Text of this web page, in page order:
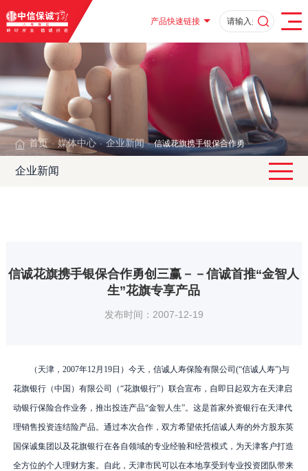
产品快速链接
首页 · 媒体中心 · 企业新闻 · 信诚花旗携手银保合作勇创三赢－－信诚
企业新闻
信诚花旗携手银保合作勇创三赢－－信诚首推“金智人
生”花旗专享产品
发布时间：2007-12-19
（天津， 2007年12月 19日 ）今天，信诚人寿保险有限公司(“信诚人寿”)与
花旗银行（中国）有限公司（“花旗银行”）联合宣布，自即日起双方在天津启
动银行保险合作业务，推出投连产品“金智人生”。这是首家外资银行在天津代
理销售投资连结险产品。通过本次合作，双方希望依托信诚人寿的外方股东英
国保诚集团以及花旗银行在各自领域的专业经验和经营模式，为天津客户打造
全方位的个人理财方案。自此，天津市民可以在本地享受到专业投资团队带来